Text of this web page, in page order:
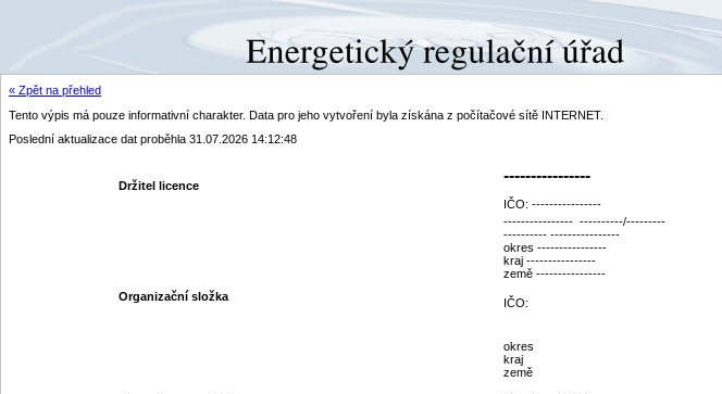
« Zpět na přehled
Tento výpis má pouze informativní charakter. Data pro jeho vytvoření byla získána z počítačové sítě INTERNET.
Poslední aktualizace dat proběhla 31.07.2026 14:12:48
Držitel licence
----------------
IČO: ----------------
---------------- ----------/---------
---------- ----------------
okres ----------------
kraj ----------------
země ----------------
Organizační složka
IČO:
okres
kraj
země